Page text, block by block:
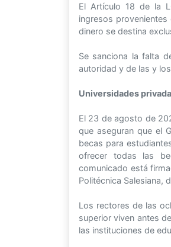
El Artículo 18 de la
ingresos
dinero se destina
Se sanciona la falta
autoridad y de las y
Universidades
El 23 de agosto de
que aseguran que el
becas para
ofrecer todas las
comunicado está
Politécnica Salesiana,
Los rectores de las
superior viven antes
las instituciones de